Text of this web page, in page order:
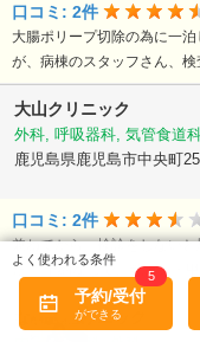
口コミ: 2件
大腸ポリープ切除の為に一
が、病棟のスタッフさん、
大山クリニック
外科, 呼吸器科, 気管食道
鹿児島県鹿児島市中央町
口コミ: 2件
兼ねてから、検診をしない
た。 予約なしで、乳ガン・
なかのクリニック
予約/受付
5